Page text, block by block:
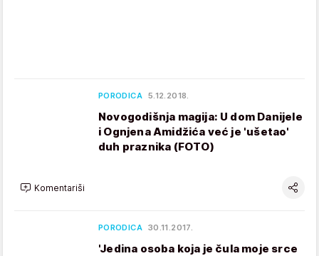
PORODICA 5.12.2018.
Novogodišnja magija: U dom Danijele
i Ognjena Amidžića već je 'ušetao'
duh praznika (FOTO)
Komentariši
PORODICA 30.11.2017.
'Jedina osoba koja je čula moje srce